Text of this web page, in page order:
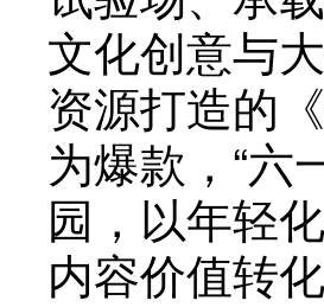
文化创意与
资源打造的
为爆款，“六
园，以年轻
内容价值转